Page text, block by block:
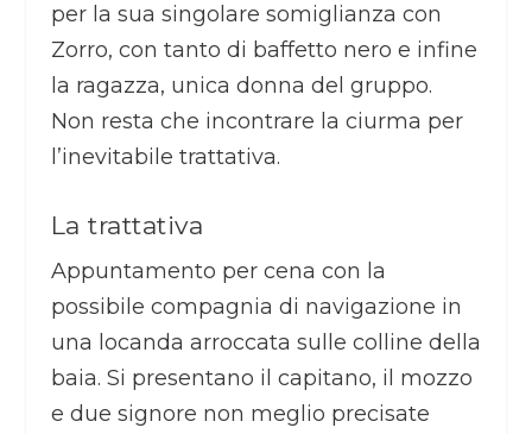
per la sua singolare somiglianza con
Zorro, con tanto di baffetto nero e infine
la ragazza, unica donna del gruppo.
Non resta che incontrare la ciurma per
l’inevitabile trattativa.
La trattativa
Appuntamento per cena con la
possibile compagnia di navigazione in
una locanda arroccata sulle colline della
baia. Si presentano il capitano, il mozzo
e due signore non meglio precisate